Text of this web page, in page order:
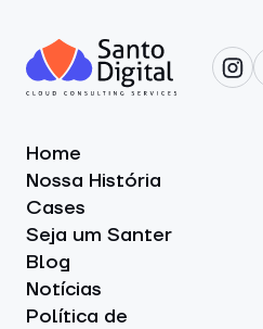
Home
Nossa História
Cases
Seja um Santer
Blog
Notícias
Política de